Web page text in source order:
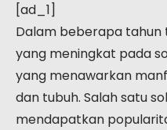
[ad_1]
Dalam beberapa
yang meningkat pada
yang menawarkan
dan tubuh. Salah satu
mendapatkan